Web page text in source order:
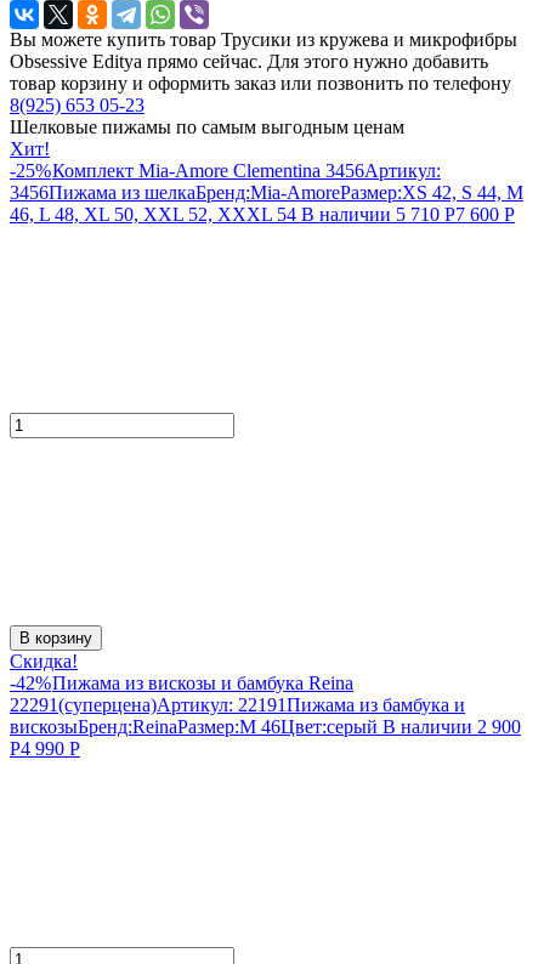
Вы можете купить товар Трусики из кружева и микрофибры
Obsessive Editya прямо сейчас. Для этого нужно добавить
товар корзину и оформить заказ или позвонить по телефону
8(925) 653 05-23
Шелковые пижамы по самым выгодным ценам
Хит!
-25%Комплект Mia-Amore Clementina 3456Артикул:
3456Пижама из шелкаБренд:Mia-AmoreРазмер:XS 42, S 44, M
46, L 48, XL 50, XXL 52, XXXL 54 В наличии 5 710 Р7 600 Р
В корзину
Скидка!
-42%Пижама из вискозы и бамбука Reina
22291(суперцена)Артикул: 22191Пижама из бамбука и
вискозыБренд:ReinaРазмер:M 46Цвет:серый В наличии 2 900
Р4 990 Р